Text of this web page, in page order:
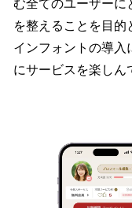
む全てのユーザーに
を整えることを目
インフォントの導入
にサービスを楽しん